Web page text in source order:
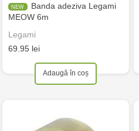
Banda adeziva Legami
MEOW 6m
Legami
69.95 lei
Adaugă în coș